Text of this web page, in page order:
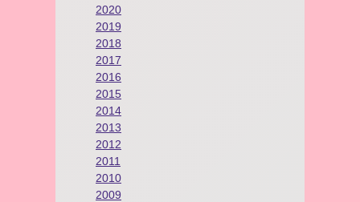
2020
2019
2018
2017
2016
2015
2014
2013
2012
2011
2010
2009